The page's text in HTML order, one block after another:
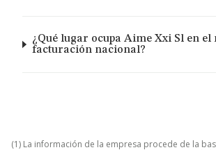
¿Qué lugar ocupa Aime Xxi Sl en
facturación nacional?
(1) La información de la empresa procede de la